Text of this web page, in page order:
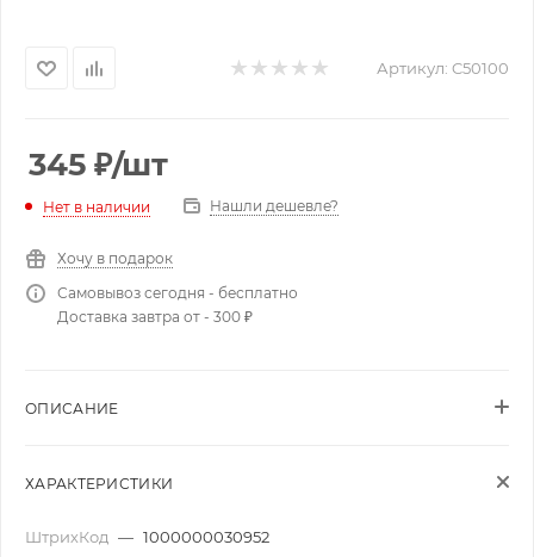
Артикул: C50100
345 ₽/шт
Нет в наличии Нашли дешевле?
Хочу в подарок
Самовывоз сегодня - бесплатно
Доставка завтра от - 300 ₽
ОПИСАНИЕ
ХАРАКТЕРИСТИКИ
ШтрихКод — 1000000030952